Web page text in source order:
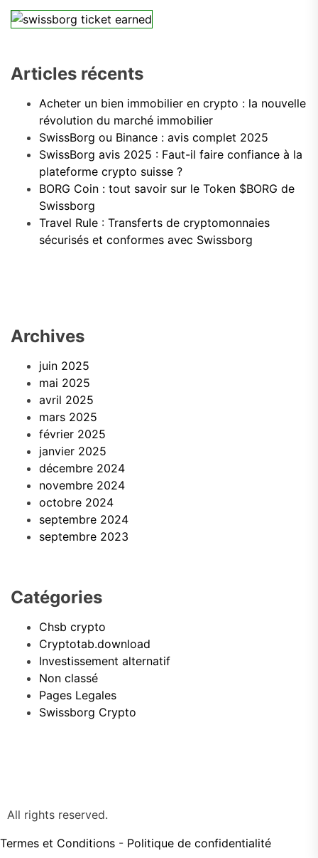
Articles récents
Acheter un bien immobilier en crypto : la nouvelle
révolution du marché immobilier
SwissBorg ou Binance : avis complet 2025
SwissBorg avis 2025 : Faut-il faire confiance à la
plateforme crypto suisse ?
BORG Coin : tout savoir sur le Token $BORG de
Swissborg
Travel Rule : Transferts de cryptomonnaies
sécurisés et conformes avec Swissborg
Archives
juin 2025
mai 2025
avril 2025
mars 2025
février 2025
janvier 2025
décembre 2024
novembre 2024
octobre 2024
septembre 2024
septembre 2023
Catégories
Chsb crypto
Cryptotab.download
Investissement alternatif
Non classé
Pages Legales
Swissborg Crypto
All rights reserved.
Termes et Conditions - Politique de confidentialité